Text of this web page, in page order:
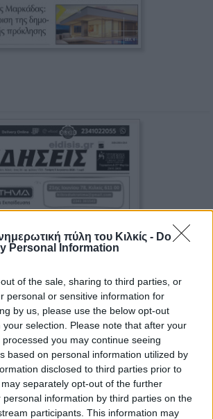
πύλη του Κιλκίς - Do
Personal Information
of the sale, sharing to third parties, or
personal or sensitive information for
by us, please use the below opt-out
selection. Please note that after your
you may continue seeing
based on personal information utilized by
disclosed to third parties prior to
separately opt-out of the further
personal information by third parties on the
participants. This information may